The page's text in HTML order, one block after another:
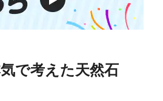
で考えた天然石